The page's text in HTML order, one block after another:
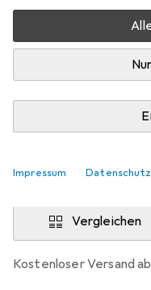
Impressum
Zwischen Do,
Benachrichtigen,
Lieferort angeben
Shopping FactoryFR
Vergleichen
Kostenloser Versand